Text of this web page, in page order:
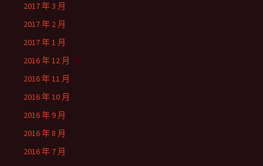
2017 年 3 月
2017 年 2 月
2017 年 1 月
2016 年 12 月
2016 年 11 月
2016 年 10 月
2016 年 9 月
2016 年 8 月
2016 年 7 月